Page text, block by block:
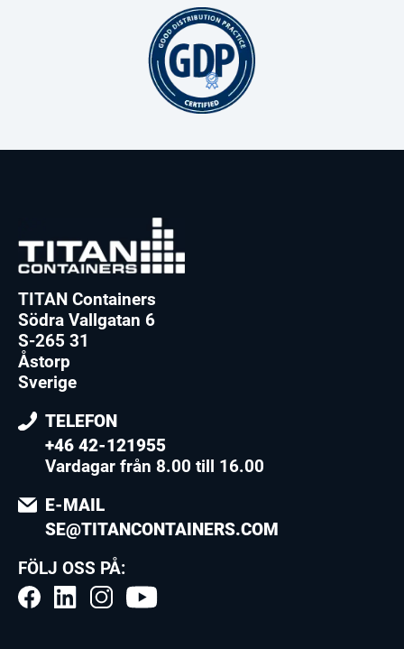
TITAN Containers
Södra Vallgatan 6
S-265 31
Åstorp
Sverige
TELEFON
+46 42-121955
Vardagar från 8.00 till 16.00
E-MAIL
SE@TITANCONTAINERS.COM
FÖLJ OSS PÅ: